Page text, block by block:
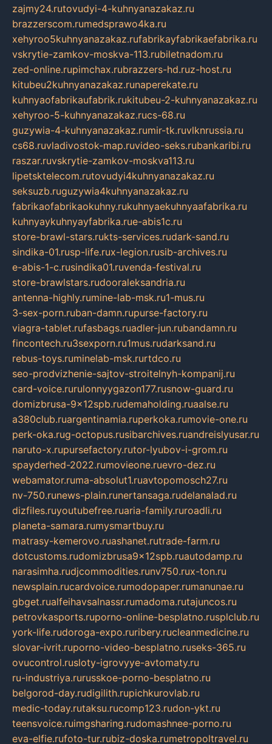
zajmy24.rutovudyi-4-kuhnyanazakaz.ru
brazzerscom.rumedsprawo4ka.ru
xehyroo5kuhnyanazakaz.rufabrikayfabrikaefabrika.ru
vskrytie-zamkov-moskva-113.rubiletnadom.ru
zed-online.rupimchax.rubrazzers-hd.ruz-host.ru
kitubeu2kuhnyanazakaz.runaperekate.ru
kuhnyaofabrikaufabrik.rukitubeu-2-kuhnyanazakaz.ru
xehyroo-5-kuhnyanazakaz.rucs-68.ru
guzywia-4-kuhnyanazakaz.rumir-tk.ruvlknrussia.ru
cs68.ruvladivostok-map.ruvideo-seks.rubankaribi.ru
raszar.ruvskrytie-zamkov-moskva113.ru
lipetsktelecom.rutovudyi4kuhnyanazakaz.ru
seksuzb.ruguzywia4kuhnyanazakaz.ru
fabrikaofabrikaokuhny.rukuhnyaekuhnyaafabrika.ru
kuhnyaykuhnyayfabrika.rue-abis1c.ru
store-brawl-stars.rukts-services.rudark-sand.ru
sindika-01.rusp-life.rux-legion.rusib-archives.ru
e-abis-1-c.rusindika01.ruvenda-festival.ru
store-brawlstars.rudooraleksandria.ru
antenna-highly.rumine-lab-msk.ru1-mus.ru
3-sex-porn.ruban-damn.rupurse-factory.ru
viagra-tablet.rufasbags.ruadler-jun.rubandamn.ru
fincontech.ru3sexporn.ru1mus.rudarksand.ru
rebus-toys.ruminelab-msk.rurtdco.ru
seo-prodvizhenie-sajtov-stroitelnyh-kompanij.ru
card-voice.rurulonnyygazon177.rusnow-guard.ru
domizbrusa-9x12spb.rudemaholding.ruaalse.ru
a380club.ruargentinamia.ruperkoka.rumovie-one.ru
perk-oka.rug-octopus.rusibarchives.ruandreislyusar.ru
naruto-x.rupursefactory.rutor-lyubov-i-grom.ru
spayderhed-2022.rumovieone.ruevro-dez.ru
webamator.ruma-absolut1.ruavtopomosch27.ru
nv-750.runews-plain.runertansaga.rudelanalad.ru
dizfiles.ruyoutubefree.ruaria-family.ruroadli.ru
planeta-samara.rumysmartbuy.ru
matrasy-kemerovo.ruashanet.rutrade-farm.ru
dotcustoms.rudomizbrusa9x12spb.ruautodamp.ru
narasimha.rudjcommodities.runv750.rux-ton.ru
newsplain.rucardvoice.rumodopaper.rumanunae.ru
gbget.rualfeihavsalnassr.rumadoma.rutajuncos.ru
petrovkasports.ruporno-online-besplatno.rusplclub.ru
york-life.rudoroga-expo.ruribery.rucleanmedicine.ru
slovar-ivrit.ruporno-video-besplatno.ruseks-365.ru
ovucontrol.rusloty-igrovyye-avtomaty.ru
ru-industriya.rurusskoe-porno-besplatno.ru
belgorod-day.rudigilith.rupichkurovlab.ru
medic-today.rutaksu.rucomp123.rudon-ykt.ru
teensvoice.ruimgsharing.rudomashnee-porno.ru
eva-elfie.rufoto-tur.rubiz-doska.rumetropoltravel.ru